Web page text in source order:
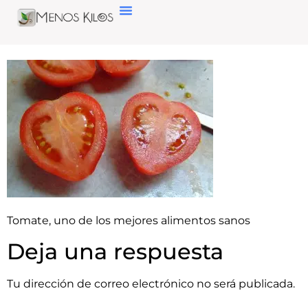
Tomate, uno de los mejores alimentos sanos
Deja una respuesta
Tu dirección de correo electrónico no será publicada.